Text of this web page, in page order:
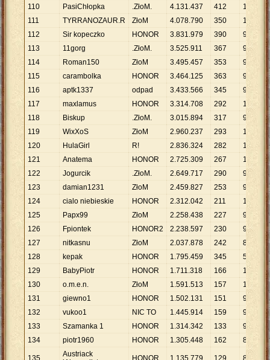
110
PasiChłopka .ZłoM. 4.131.437 412 10
028
111
TYRRANOZAUR.R ZłoM 4.078.790 350 11
112
Sir kopeczko HONOR 3.831.979 390 9
826
113
11gorg .ZłoM. 3.525.911 367 9 .607
114
Roman150 ZłoM 3.495.457 353 9
902
115
carambolka HONOR 3.464.125 363 9
116
aptk1337 odpad 3.433.566 345 9 952
117
maxlamus HONOR 3.314.708 292 11
352
118
Biskup .ZłoM. 3.015.894 317 9
119
WixXoS ZłoM 2.960.237 293 10
120
HulaGirl R! 2.836.324 282 10
121
Anatema HONOR 2.725.309 267 10
207
122
Jogurcik .ZłoM. 2.649.717 290 9 .
123
damian1231 ZłoM 2.459.827 253 9
723
124
cialo niebieskie HONOR 2.312.042 211 10
125
Papx99 ZłoM 2.258.438 227 9
949
126
Fpiontek HONOR2 2.238.597 230 9 .733
127
nitkasnu ZłoM 2.037.878 242 8
421
128
kepak HONOR 1.795.459 345 5
129
BabyPiotr HONOR 1.711.318 166 10 309
130
o.m.e.n. ZłoM 1.591.513 157 10
137
131
giewno1 HONOR 1.502.131 151 9
132
vukoo1 NIC TO 1.445.914 159 9
094
133
Szamanka 1 HONOR 1.314.342 133 9
134
piotr1960 HONOR 1.305.448 162 8
Austriack